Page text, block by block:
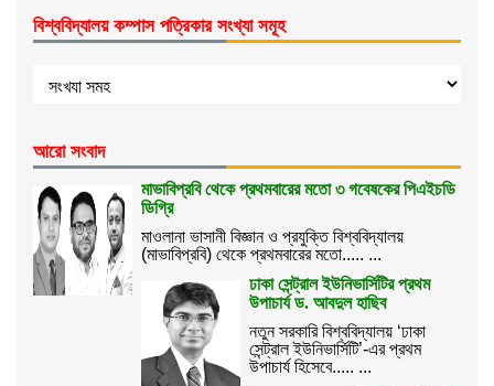
বিশ্ববিদ্যালয় কম্পাস পত্রিকার সংখ্যা সমূহ
আরো সংবাদ
মাভাবিপ্রবি থেকে প্রথমবারের মতো ৩ গবেষকের পিএইচডি
ডিগ্রি
মাওলানা ভাসানী বিজ্ঞান ও প্রযুক্তি বিশ্ববিদ্যালয়
(মাভাবিপ্রবি) থেকে প্রথমবারের মতো..... ...
ঢাকা সেন্ট্রাল ইউনিভার্সিটির প্রথম
উপাচার্য ড. আবদুল হাছিব
নতুন সরকারি বিশ্ববিদ্যালয় ‘ঢাকা
সেন্ট্রাল ইউনিভার্সিটি’-এর প্রথম
উপাচার্য হিসেবে..... ...